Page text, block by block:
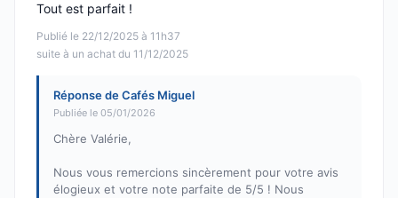
Publié le 22/12/2025 à 11h37
suite à un achat du 11/12/2025
Tout est parfait !
Réponse de Cafés Miguel
Publiée le 05/01/2026
Chère Valérie,
Nous vous remercions sincèrement pour votre avis
élogieux et votre note parfaite de 5/5 ! Nous